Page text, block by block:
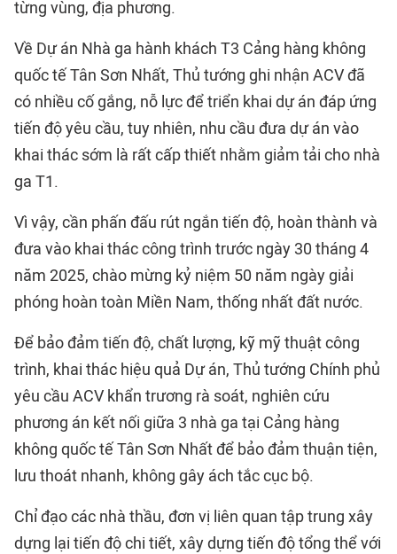
từng vùng, địa phương.
Về Dự án Nhà ga hành khách T3 Cảng hàng không
quốc tế Tân Sơn Nhất, Thủ tướng ghi nhận ACV đã
có nhiều cố gắng, nỗ lực để triển khai dự án đáp ứng
tiến độ yêu cầu, tuy nhiên, nhu cầu đưa dự án vào
khai thác sớm là rất cấp thiết nhằm giảm tải cho nhà
ga T1.
Vì vậy, cần phấn đấu rút ngắn tiến độ, hoàn thành và
đưa vào khai thác công trình trước ngày 30 tháng 4
năm 2025, chào mừng kỷ niệm 50 năm ngày giải
phóng hoàn toàn Miền Nam, thống nhất đất nước.
Để bảo đảm tiến độ, chất lượng, kỹ mỹ thuật công
trình, khai thác hiệu quả Dự án, Thủ tướng Chính phủ
yêu cầu ACV khẩn trương rà soát, nghiên cứu
phương án kết nối giữa 3 nhà ga tại Cảng hàng
không quốc tế Tân Sơn Nhất để bảo đảm thuận tiện,
lưu thoát nhanh, không gây ách tắc cục bộ.
Chỉ đạo các nhà thầu, đơn vị liên quan tập trung xây
dựng lại tiến độ chi tiết, xây dựng tiến độ tổng thể với